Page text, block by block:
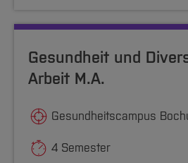
Gesundheit und
Arbeit M.A.
Gesundheitscampus
4 Semester